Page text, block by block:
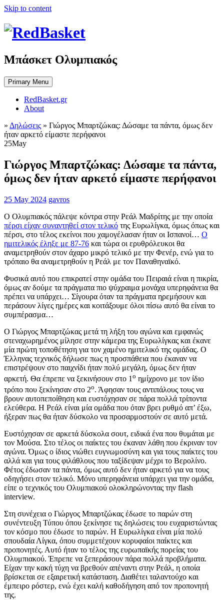
Skip to content
Μπάσκετ Ολυμπιακός
Primary Menu
RedBasket.gr
About
» Δηλώσεις » Γιώργος Μπαρτζώκας: Δώσαμε τα πάντα, όμως δεν
ήταν αρκετό είμαστε περήφανοι
25May
Γιώργος Μπαρτζώκας: Δώσαμε τα πάντα,
όμως δεν ήταν αρκετό είμαστε περήφανοι
25 May 2024 gavros
Ο Ολυμπιακός πάλεψε κόντρα στην Ρεάλ Μαδρίτης με την οποία
πέρσι είχαν συναντηθεί στον τελικό της Ευρωλίγκα, όμως όπως και
πέρσι, στο τέλος εκείνοι που χαμογέλασαν ήταν οι Ισπανοί… Ο
ημιτελικός έληξε με 87-76 και τώρα οι ερυθρόλευκοι θα
αναμετρηθούν στον άχαρο μικρό τελικό με την Φενέρ, ενώ για το
τρόπαιο θα αναμετρηθούν η Ρεάλ με τον Παναθηναϊκό.
Φυσικά αυτό που επικρατεί στην ομάδα του Πειραιά είναι η πικρία,
όμως αν δούμε τα πράγματα πιο ψύχραιμα μονάχα υπερηφάνεια θα
πρέπει να υπάρχει… Σίγουρα όταν τα πράγματα ηρεμήσουν και
περάσουν λίγες ημέρες και κοιτάξουμε όλοι πίσω αυτό θα είναι το
συμπέρασμα…
Ο Γιώργος Μπαρτζώκας μετά τη λήξη του αγώνα και εμφανώς
στεναχωρημένος μίλησε στην κάμερα της Ευρωλίγκας και έκανε
μία πρώτη τοποθέτηση για τον χαμένο ημιτελικό της ομάδας. Ο
Έλληνας τεχνικός δήλωσε πως η προσπάθεια που έκαναν να
επιστρέψουν στο παιχνίδι ήταν πολύ μεγάλη, όμως δεν ήταν
αρκετή. Θα έπρεπε να ξεκινήσουν στο 1 ο ημίχρονο με τον ίδιο
τρόπο που ξεκίνησαν στο 2ο. Άφησαν τους αντιπάλους τους να
βρουν αυτοπεποίθηση και ευστόχησαν σε πάρα πολλά τρίποντα
ελεύθερα. Η Ρεάλ είναι μία ομάδα που όταν βρει ρυθμό απ’ έξω,
ήξεραν πως θα ήταν δύσκολο να προσαρμοστούν σε αυτό μετά.
Ευστόχησαν σε αρκετά δύσκολα σουτ, ειδικά ένα που θυμάται με
τον Μούσα. Στο τέλος οι παίκτες του έκαναν λάθη που έκριναν τον
αγώνα. Όμως ο ίδιος νιώθει ευγνωμοσύνη και για τους παίκτες του
αλλά και για τους φιλάθλους που ταξίδεψαν μέχρι το Βερολίνο.
Φέτος έδωσαν τα πάντα, όμως αυτό δεν ήταν αρκετό για να τους
οδηγήσει στον τελικό. Μόνο υπερηφάνεια υπάρχει για την ομάδα,
είπε ο τεχνικός του Ολυμπιακού ολοκληρώνοντας την flash
interview.
Στη συνέχεια ο Γιώργος Μπαρτζώκας έδωσε το παρών στη
συνέντευξη Τύπου όπου ξεκίνησε τις δηλώσεις του ευχαριστώντας
τον κόσμο που έδωσε το παρών. Η Ευρωλίγκα είναι μία πολύ
σπουδαία Λίγκα, όπου συμμετέχουν κορυφαίοι παίκτες και
προπονητές. Αυτό ήταν το τέλος της ευρωπαϊκής πορείας του
Ολυμπιακού. Έπρεπε να ξεπεράσουν πάρα πολλά προβλήματα.
Είχαν την κακή τύχη να βρεθούν απέναντι στην Ρεάλ, η οποία
βρίσκεται σε εξαιρετική κατάσταση. Διαθέτει ταλαντούχο και
έμπειρο ρόστερ, ενώ έχει καλή καθοδήγηση από τον προπονητή
της.